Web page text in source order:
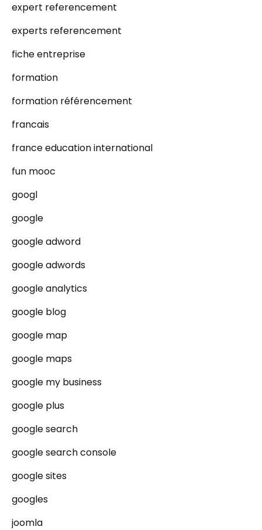
expert referencement
experts referencement
fiche entreprise
formation
formation référencement
francais
france education international
fun mooc
googl
google
google adword
google adwords
google analytics
google blog
google map
google maps
google my business
google plus
google search
google search console
google sites
googles
joomla